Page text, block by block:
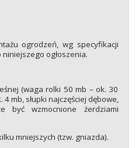
ogrodzeń, wg specyfikacji
ogłoszenia.
(waga rolki 50 mb – ok. 30
mb, słupki najczęściej dębowe,
być wzmocnione żerdziami
mniejszych (tzw. gniazda).